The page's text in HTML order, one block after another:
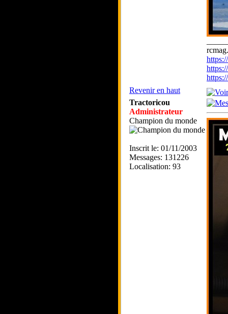
Revenir en haut
Tractoricou
Administrateur
Champion du monde
Inscrit le: 01/11/2003
Messages: 131226
Localisation: 93